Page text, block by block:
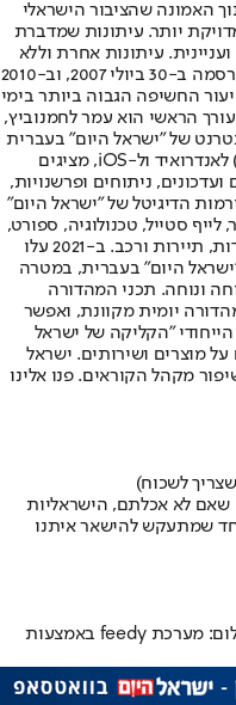
האמונה שהציבור הישראלי
יותר. עיתונות שמדברת
עיתונות אחרת וללא
תשלום. המהדורה המודפסת הראשונה פורסמה ב-30 ביולי 2007, וב-2010
החשיפה הגבוה ביותר בימי
הראשי הוא עמר לחמנוביץ,
של "ישראל היום" בעברית
ובאנגלית, כמו כן היישומונים (אפליקציות) לאנדרואיד ול-iOS, מציגים
ניתוחים ופרשנויות,
הדיגיטל של "ישראל היום"
סטייל, טכנולוגיה, ספורט,
כלכלה וצרכנות, בריאות, חיילים, אוכל, יהדות, תיירות ורכב. ב-2021 עלו
היום" בעברית, במטרה
ונוחה. תכני המהדורה
יומית מקוונת, ואפשר
"הקליקה של ישראל
מוצרים ושירותים. ישראל
מקהל הקוראים. פנו אלינו
שאם לא אכלתם, הישראליות
שמתעקש להישאר איתנו
אנחנו מקווים שזה לא ספוילר גדול מדי. צילום: מערכת feedy באמצעות